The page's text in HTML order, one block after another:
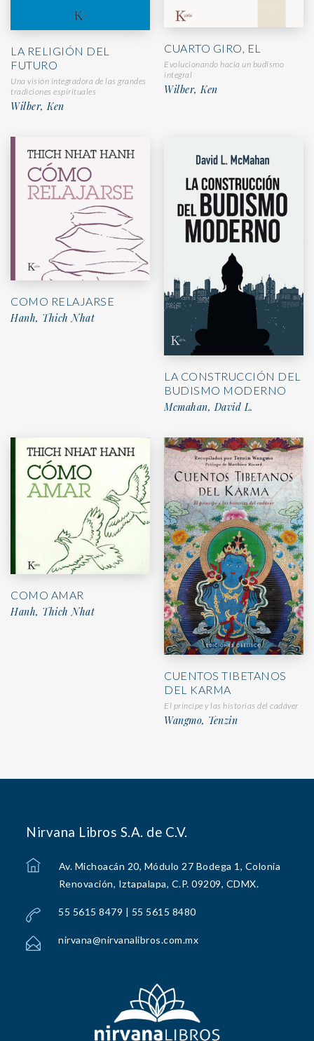
LA RELIGIÓN DEL
FUTURO
Una visión integradora de las grandes
tradiciones espirituales
Wilber, Ken
CUARTO GIRO, EL
Evolucionando hacia un budismo
integral
Wilber, Ken
COMO RELAJARSE
Hanh, Thich Nhat
LA CONSTRUCCIÓN DEL
BUDISMO MODERNO
Mcmahan, David L.
COMO AMAR
Hanh, Thich Nhat
CUENTOS TIBETANOS
DEL KARMA
El príncipe y las historias del cadáver
Wangmo, Tenzin
Nirvana Libros S.A. de C.V.
Av. Michoacán 20, Módulo 27 Bodega 1, Colonia
Renovación, Iztapalapa, C.P. 09209, CDMX.
55 5615 8479 | 55 5615 8480
nirvana@nirvanalibros.com.mx